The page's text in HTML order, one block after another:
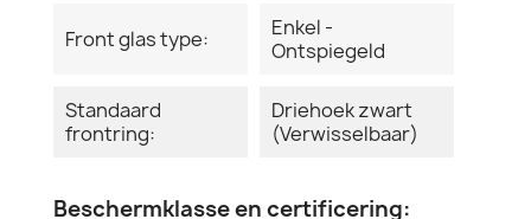
Front glas type:
Enkel -
Ontspiegeld
Standaard
frontring:
Driehoek zwart
(Verwisselbaar)
Beschermklasse en certificering: